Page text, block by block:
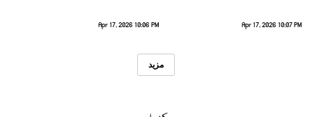
Apr 17, 2026 10:07 PM
Apr 17, 2026 10:06 PM
مزید